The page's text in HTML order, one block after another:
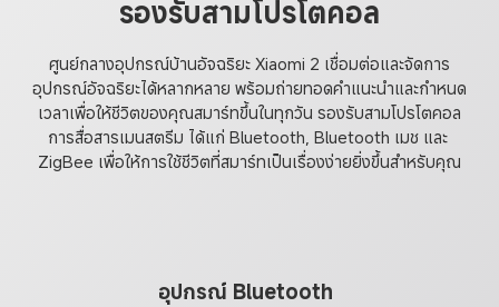
รองรับสามโปรโตคอล
ศูนย์กลางอุปกรณ์บ้านอัจฉริยะ Xiaomi 2 เชื่อมต่อและจัดการ
อุปกรณ์อัจฉริยะได้หลากหลาย พร้อมถ่ายทอดคำแนะนำและกำหนด
เวลาเพื่อให้ชีวิตของคุณสมาร์ทขึ้นในทุกวัน รองรับสามโปรโตคอล
การสื่อสารเมนสตรีม ได้แก่ Bluetooth, Bluetooth เมช และ
ZigBee เพื่อให้การใช้ชีวิตที่สมาร์ทเป็นเรื่องง่ายยิ่งขึ้นสำหรับคุณ
อุปกรณ์ Bluetooth